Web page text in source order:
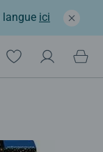
langue ici